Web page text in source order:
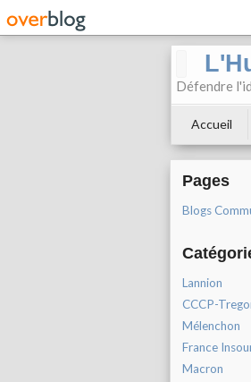
Défendre
Accueil
Pages
Blogs
Lannion
CCCP-
Mélenchon
France
Macron